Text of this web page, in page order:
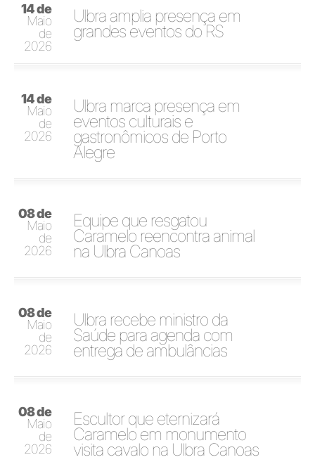
14 de
Maio
de
2026
Ulbra amplia presença em
grandes eventos do RS
14 de
Maio
de
2026
Ulbra marca presença em
eventos culturais e
gastronômicos de Porto
Alegre
08 de
Maio
de
2026
Equipe que resgatou
Caramelo reencontra animal
na Ulbra Canoas
08 de
Maio
de
2026
Ulbra recebe ministro da
Saúde para agenda com
entrega de ambulâncias
08 de
Maio
de
2026
Escultor que eternizará
Caramelo em monumento
visita cavalo na Ulbra Canoas